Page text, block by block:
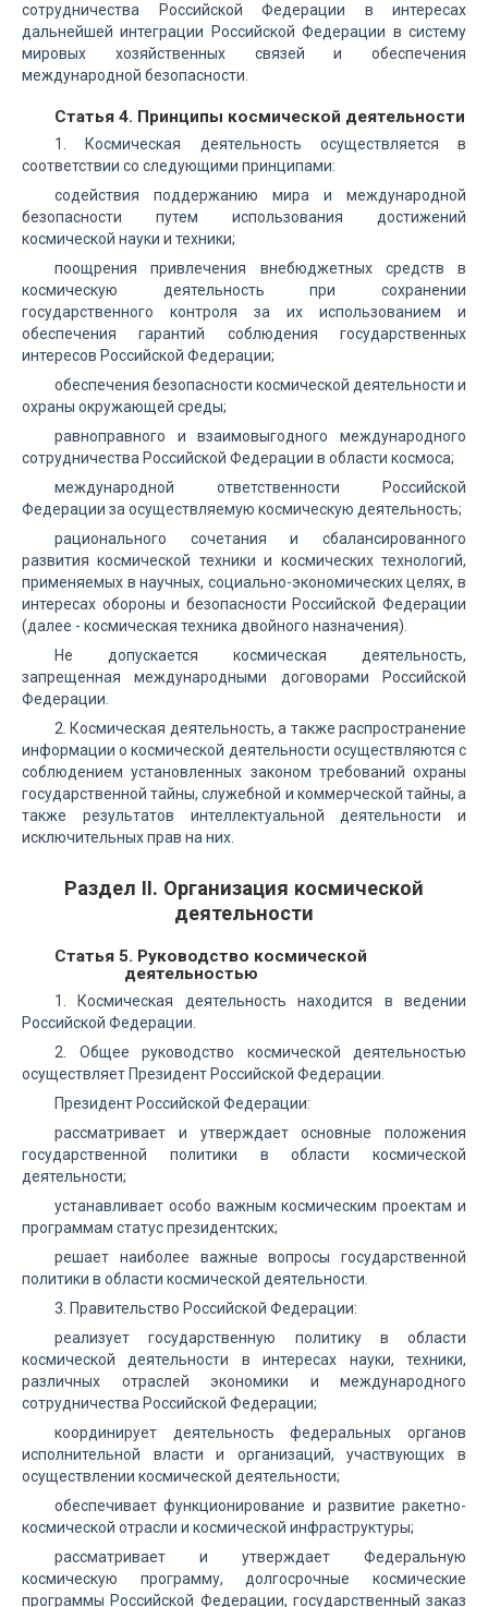
сотрудничества Российской Федерации в интересах
дальнейшей интеграции Российской Федерации в систему
мировых хозяйственных связей и обеспечения
международной безопасности.
Статья 4. Принципы космической деятельности
1. Космическая деятельность осуществляется в
соответствии со следующими принципами:
содействия поддержанию мира и международной
безопасности путем использования достижений
космической науки и техники;
поощрения привлечения внебюджетных средств в
космическую деятельность при сохранении
государственного контроля за их использованием и
обеспечения гарантий соблюдения государственных
интересов Российской Федерации;
обеспечения безопасности космической деятельности и
охраны окружающей среды;
равноправного и взаимовыгодного международного
сотрудничества Российской Федерации в области космоса;
международной ответственности Российской
Федерации за осуществляемую космическую деятельность;
рационального сочетания и сбалансированного
развития космической техники и космических технологий,
применяемых в научных, социально-экономических целях, в
интересах обороны и безопасности Российской Федерации
(далее - космическая техника двойного назначения).
Не допускается космическая деятельность,
запрещенная международными договорами Российской
Федерации.
2. Космическая деятельность, а также распространение
информации о космической деятельности осуществляются с
соблюдением установленных законом требований охраны
государственной тайны, служебной и коммерческой тайны, а
также результатов интеллектуальной деятельности и
исключительных прав на них.
Раздел II. Организация космической
деятельности
Статья 5. Руководство космической
деятельностью
1. Космическая деятельность находится в ведении
Российской Федерации.
2. Общее руководство космической деятельностью
осуществляет Президент Российской Федерации.
Президент Российской Федерации:
рассматривает и утверждает основные положения
государственной политики в области космической
деятельности;
устанавливает особо важным космическим проектам и
программам статус президентских;
решает наиболее важные вопросы государственной
политики в области космической деятельности.
3. Правительство Российской Федерации:
реализует государственную политику в области
космической деятельности в интересах науки, техники,
различных отраслей экономики и международного
сотрудничества Российской Федерации;
координирует деятельность федеральных органов
исполнительной власти и организаций, участвующих в
осуществлении космической деятельности;
обеспечивает функционирование и развитие ракетно-
космической отрасли и космической инфраструктуры;
рассматривает и утверждает Федеральную
космическую программу, долгосрочные космические
программы Российской Федерации, государственный заказ